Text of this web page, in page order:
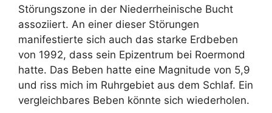
Störungszone in der Niederrheinische Bucht
assoziiert. An einer dieser Störungen
manifestierte sich auch das starke Erdbeben
von 1992, dass sein Epizentrum bei Roermond
hatte. Das Beben hatte eine Magnitude von 5,9
und riss mich im Ruhrgebiet aus dem Schlaf. Ein
vergleichbares Beben könnte sich wiederholen.